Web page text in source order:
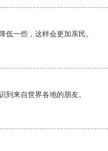
低一些，这样会更加亲民。
到来自世界各地的朋友。